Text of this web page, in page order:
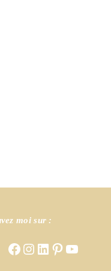
moi sur :
FacebookInstagram
LinkedIn
PinterestYouTube